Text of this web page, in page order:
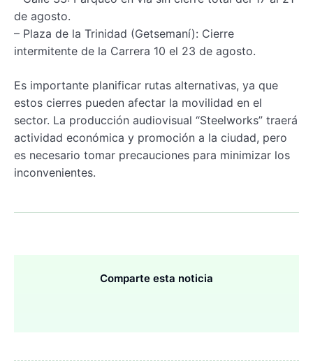
de agosto.
– Plaza de la Trinidad (Getsemaní): Cierre
intermitente de la Carrera 10 el 23 de agosto.
Es importante planificar rutas alternativas, ya que
estos cierres pueden afectar la movilidad en el
sector. La producción audiovisual “Steelworks” traerá
actividad económica y promoción a la ciudad, pero
es necesario tomar precauciones para minimizar los
inconvenientes.
Comparte esta noticia